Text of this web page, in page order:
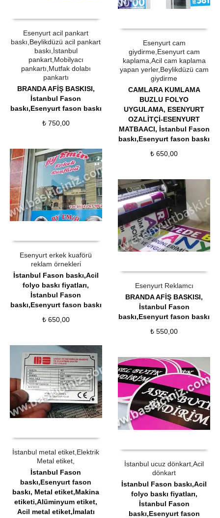
Esenyurt acil pankart
baskı,Beylikdüzü acil pankart
baskı,İstanbul
pankart,Mobilyacı
pankartı,Mutfak dolabı
pankartı
BRANDA AFİŞ BASKISI,
İstanbul Fason
baskı,Esenyurt fason baskı
₺750,00
Esenyurt cam
giydirme,Esenyurt cam
kaplama,Acil cam kaplama
yapan yerler,Beylikdüzü cam
giydirme
CAMLARA KUMLAMA
BUZLU FOLYO
UYGULAMA, ESENYURT
OZALİTÇİ-ESENYURT
MATBAACI, İstanbul Fason
baskı,Esenyurt fason baskı
₺ 650,00
Esenyurt erkek kuaförü
reklam örnekleri
İstanbul Fason baskı,Acil
folyo baskı fiyatları,
İstanbul Fason
baskı,Esenyurt fason baskı
₺650,00
Esenyurt Reklamcı
BRANDA AFİŞ BASKISI,
İstanbul Fason
baskı,Esenyurt fason baskı
₺ 550,00
İstanbul metal etiket,Elektrik
Metal etiket,
İstanbul Fason
baskı,Esenyurt fason
baskı, Metal etiket,Makina
etiketi,Alüminyum etiket,
Acil metal etiket,İmalatı
İstanbul ucuz dönkart,Acil
dönkart
İstanbul Fason baskı,Acil
folyo baskı fiyatları,
İstanbul Fason
baskı,Esenyurt fason